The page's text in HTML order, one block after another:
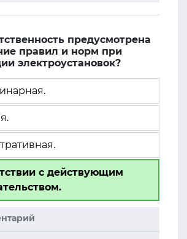
предусмотрена
правил и норм при
электроустановок?
с действующим